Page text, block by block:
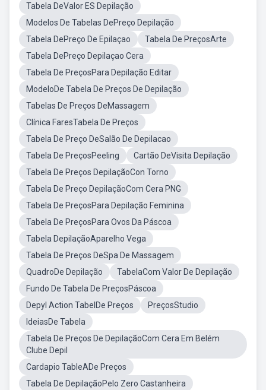
Tabela DeValor ES Depilação
Modelos De Tabelas DePreço Depilação
Tabela DePreço De Epilaçao
Tabela De PreçosArte
Tabela DePreço Depilaçao Cera
Tabela De PreçosPara Depilação Editar
ModeloDe Tabela De Preços De Depilação
Tabelas De Preços DeMassagem
Clínica FaresTabela De Preços
Tabela De Preço DeSalão De Depilacao
Tabela De PreçosPeeling
Cartão DeVisita Depilação
Tabela De Preços DepilaçãoCon Torno
Tabela De Preço DepilaçãoCom Cera PNG
Tabela De PreçosPara Depilação Feminina
Tabela De PreçosPara Ovos Da Páscoa
Tabela DepilaçãoAparelho Vega
Tabela De Preços DeSpa De Massagem
QuadroDe Depilação
TabelaCom Valor De Depilação
Fundo De Tabela De PreçosPáscoa
Depyl Action TabelDe Preços
PreçosStudio
IdeiasDe Tabela
Tabela De Preços De DepilaçãoCom Cera Em Belém
Clube Depil
Cardapio TableADe Preços
Tabela De DepilaçãoPelo Zero Castanheira